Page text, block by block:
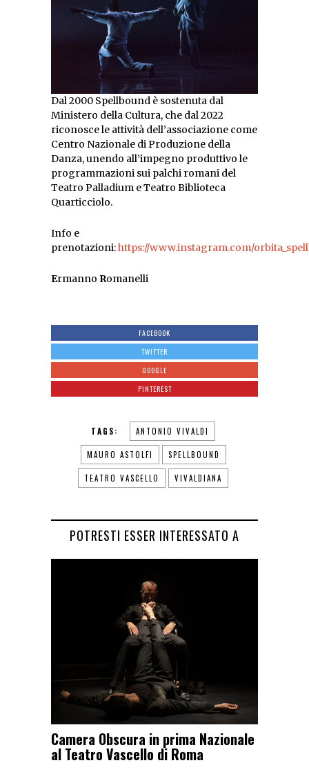
Dal 2000 Spellbound è sostenuta dal
Ministero della Cultura, che dal 2022
riconosce le attività dell’associazione come
Centro Nazionale di Produzione della
Danza, unendo all’impegno produttivo le
programmazioni sui palchi romani del
Teatro Palladium e Teatro Biblioteca
Quarticciolo.
Info e
prenotazioni:https://www.instagram.com/
Ermanno Romanelli
FACEBOOK
TWITTER
GOOGLE
PINTEREST
TAGS: ANTONIO VIVALDI
MAURO ASTOLFI SPELLBOUND
TEATRO VASCELLO VIVALDIANA
POTRESTI ESSER INTERESSATO A
Camera Obscura in prima Nazionale
al Teatro Vascello di Roma